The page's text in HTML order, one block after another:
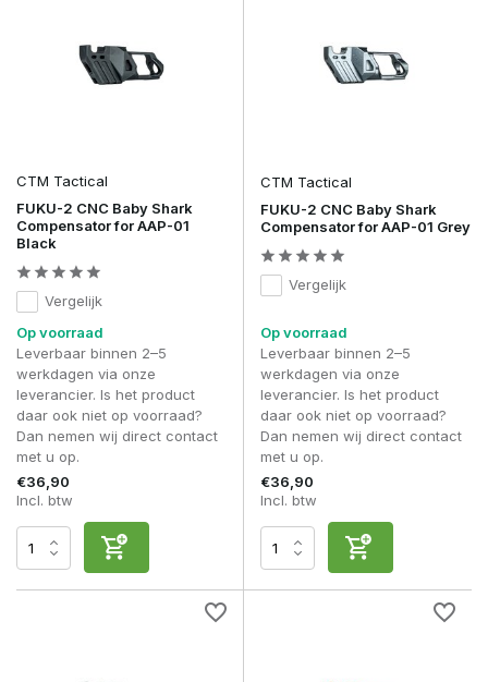
CTM Tactical
FUKU-2 CNC Baby Shark
Compensator for AAP-01
Black
Vergelijk
Op voorraad
Leverbaar binnen 2–5
werkdagen via onze
leverancier. Is het product
daar ook niet op voorraad?
Dan nemen wij direct contact
met u op.
€36,90
Incl. btw
CTM Tactical
FUKU-2 CNC Baby Shark
Compensator for AAP-01 Grey
Vergelijk
Op voorraad
Leverbaar binnen 2–5
werkdagen via onze
leverancier. Is het product
daar ook niet op voorraad?
Dan nemen wij direct contact
met u op.
€36,90
Incl. btw